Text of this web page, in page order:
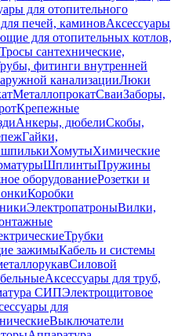
для отопительного
печей, каминовАксессуары
для отопительных котлов,
Тросы сантехнические,
фитинги внутренней
канализацииЛюки
МеталлопрокатСваиЗаборы,
Крепежные
Анкеры, дюбелиСкобы,
Гайки,
ХомутыХимические
ШплинтыПружины
оборудованиеРозетки и
Коробки
ЭлектропатроныВилки,
Трубки
зажимыКабель и системы
Силовой
Аксессуары для труб,
СИПЭлектрощитовое
для
Выключатели